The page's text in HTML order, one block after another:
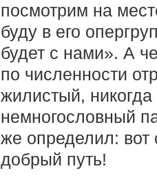
посмотрим на
буду в его
будет с нами». А
по численности
жилистый,
немногословный
же определил: вот
добрый путь!